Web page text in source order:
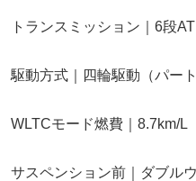
トランスミッション｜6段AT
駆動方式｜四輪駆動（パー
WLTCモード燃費｜8.7km/L
サスペンション前｜ダブル